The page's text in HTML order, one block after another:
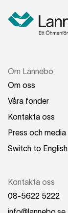
Om Lannebo
Om oss
Våra fonder
Kontakta oss
Press och media
Switch to English
Kontakta oss
08-5622 5222